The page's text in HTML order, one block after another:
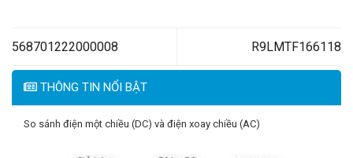
568701222000008 R9LMTF166118
THÔNG TIN NỔI BẬT
So sánh điện một chiều (DC) và điện xoay chiều (AC)